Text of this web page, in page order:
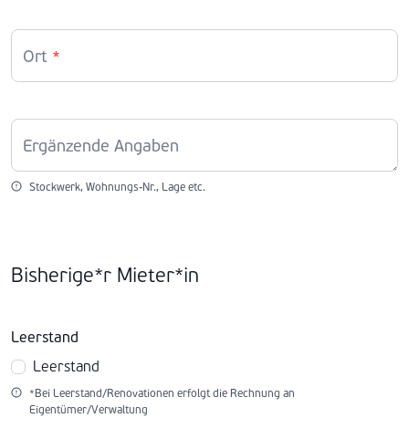
Ort *
Ergänzende Angaben
Stockwerk, Wohnungs-Nr., Lage etc.
Bisherige*r Mieter*in
Leerstand
Leerstand
*Bei Leerstand/Renovationen erfolgt die Rechnung an
Eigentümer/Verwaltung